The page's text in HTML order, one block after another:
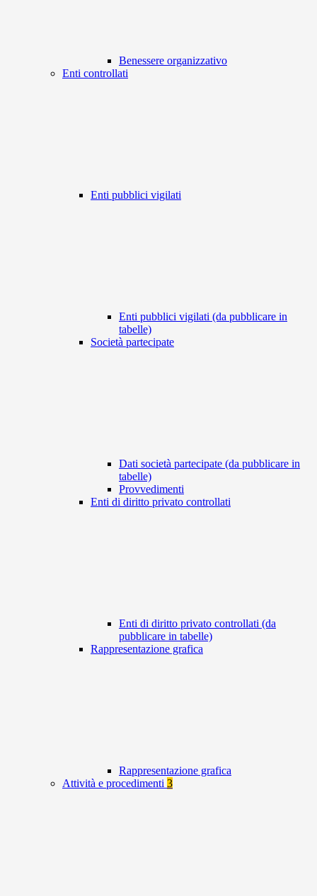
Benessere organizzativo
Enti controllati
Enti pubblici vigilati
Enti pubblici vigilati (da pubblicare in
tabelle)
Società partecipate
Dati società partecipate (da pubblicare in
tabelle)
Provvedimenti
Enti di diritto privato controllati
Enti di diritto privato controllati (da
pubblicare in tabelle)
Rappresentazione grafica
Rappresentazione grafica
Attività e procedimenti 3